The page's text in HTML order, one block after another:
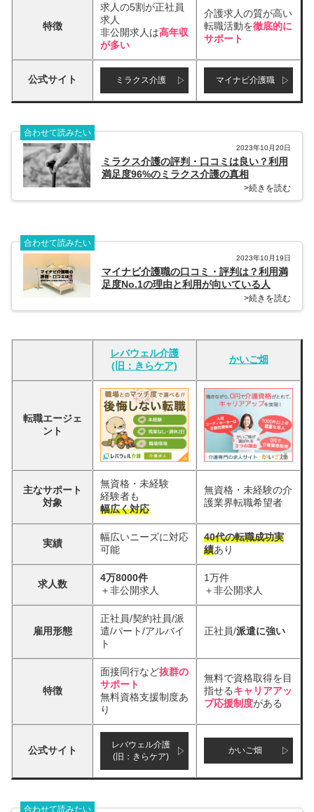
特徴
求人の5割が正社員
求人
非公開求人は高年収
が多い
介護求人の質が高い
転職活動を徹底的に
サポート
公式サイト ミラクス介護 マイナビ介護職
合わせて読みたい
2023年10月20日
ミラクス介護の評判・口コミは良い？利用
満足度96%のミラクス介護の真相
>続きを読む
合わせて読みたい
2023年10月19日
マイナビ介護職の口コミ・評判は？利用満
足度No.1の理由と利用が向いている人
>続きを読む
レバウェル介護
(旧：きらケア)
かいご畑
転職エージェ
ント
主なサポート
対象
無資格・未経験
経験者も
幅広く対応
無資格・未経験の介
護業界転職希望者
実績
幅広いニーズに対応
可能
40代の転職成功実
績あり
求人数
4万8000件
＋非公開求人
1万件
＋非公開求人
雇用形態
正社員/契約社員/派
遣/パート/アルバイ
ト
正社員/派遣に強い
特徴
面接同行など抜群の
サポート
無料資格支援制度あ
り
無料で資格取得を目
指せるキャリアアッ
プ応援制度がある
公式サイト
レバウェル介護
(旧：きらケア)
かいご畑
合わせて読みたい